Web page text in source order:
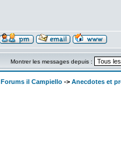
Montrer les messages depuis :
Forums il Campiello -> Anecdotes et